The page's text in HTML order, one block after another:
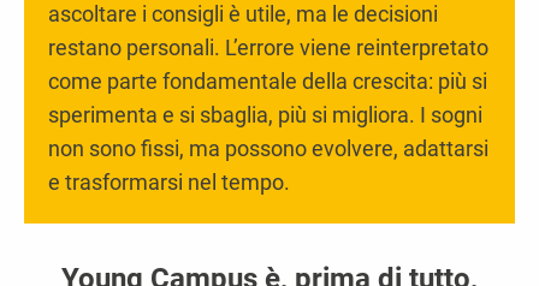
ascoltare i consigli è utile, ma le decisioni
restano personali. L’errore viene reinterpretato
come parte fondamentale della crescita: più si
sperimenta e si sbaglia, più si migliora. I sogni
non sono fissi, ma possono evolvere, adattarsi
e trasformarsi nel tempo.
Young Campus è, prima di tutto,